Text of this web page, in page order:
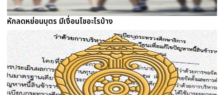
หักลดหย่อนบุตร มีเงื่อนไขอะไรบ้าง